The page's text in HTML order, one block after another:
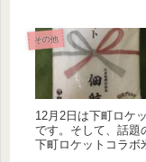
その他
12月2日は下町ロケ
です。そして、話題
下町ロケットコラボ